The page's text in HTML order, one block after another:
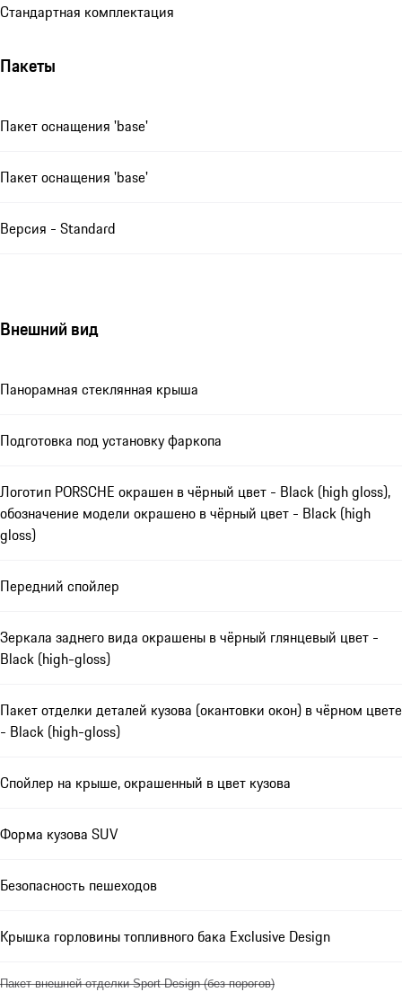
Стандартная комплектация
Пакеты
Пакет оснащения 'base'
Пакет оснащения 'base'
Версия - Standard
Внешний вид
Панорамная стеклянная крыша
Подготовка под установку фаркопа
Логотип PORSCHE окрашен в чёрный цвет - Black (high gloss),
обозначение модели окрашено в чёрный цвет - Black (high
gloss)
Передний спойлер
Зеркала заднего вида окрашены в чёрный глянцевый цвет -
Black (high-gloss)
Пакет отделки деталей кузова (окантовки окон) в чёрном цвете
- Black (high-gloss)
Спойлер на крыше, окрашенный в цвет кузова
Форма кузова SUV
Безопасность пешеходов
Крышка горловины топливного бака Exclusive Design
Пакет внешней отделки Sport Design (без порогов)